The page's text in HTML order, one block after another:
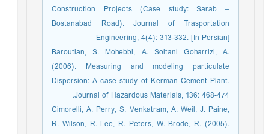
Construction Projects (Case study: Sarab –
Bostanabad Road). Journal of Trasportation
Engineering, 4(4): 313-332. [In Persian]
Baroutian, S. Mohebbi, A. Soltani Goharrizi, A.
(2006). Measuring and modeling particulate
Dispersion: A case study of Kerman Cement Plant.
Journal of Hazardous Materials, 136: 468-474.
Cimorelli, A. Perry, S. Venkatram, A. Weil, J. Paine,
R. Wilson, R. Lee, R. Peters, W. Brode, R. (2005).